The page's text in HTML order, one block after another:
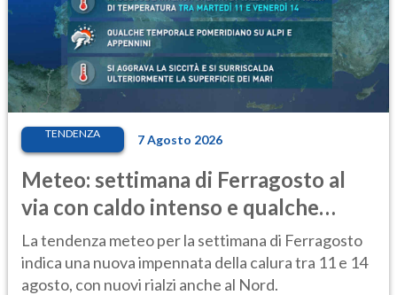
TENDENZA 7 Agosto 2026
Meteo: settimana di Ferragosto al
via con caldo intenso e qualche
temporale
La tendenza meteo per la settimana di Ferragosto
indica una nuova impennata della calura tra 11 e 14
agosto, con nuovi rialzi anche al Nord.